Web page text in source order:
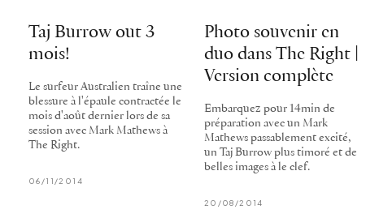
Taj Burrow out 3
mois!
Le surfeur Australien traîne une
blessure à l'épaule contractée le
mois d'août dernier lors de sa
session avec Mark Mathews à
The Right.
06/11/2014
Photo souvenir en
duo dans The Right |
Version complète
Embarquez pour 14min de
préparation avec un Mark
Mathews passablement excité,
un Taj Burrow plus timoré et de
belles images à le clef.
20/08/2014